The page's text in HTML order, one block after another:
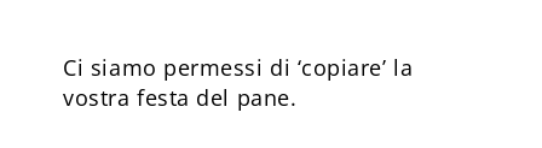
Ci siamo permessi di ‘copiare’ la
vostra festa del pane.